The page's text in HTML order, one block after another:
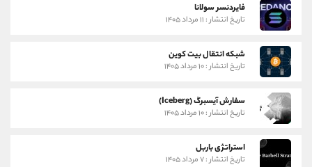
فایردنسر سولانا
تاریخ انتشار : ۱۱ مرداد ۱۴۰۵
شبکه انتقال بیت کوین
تاریخ انتشار : ۱۰ مرداد ۱۴۰۵
سفارش آیسبرگ (Iceberg)
تاریخ انتشار : ۱۰ مرداد ۱۴۰۵
استراتژی باربل
تاریخ انتشار : ۷ مرداد ۱۴۰۵